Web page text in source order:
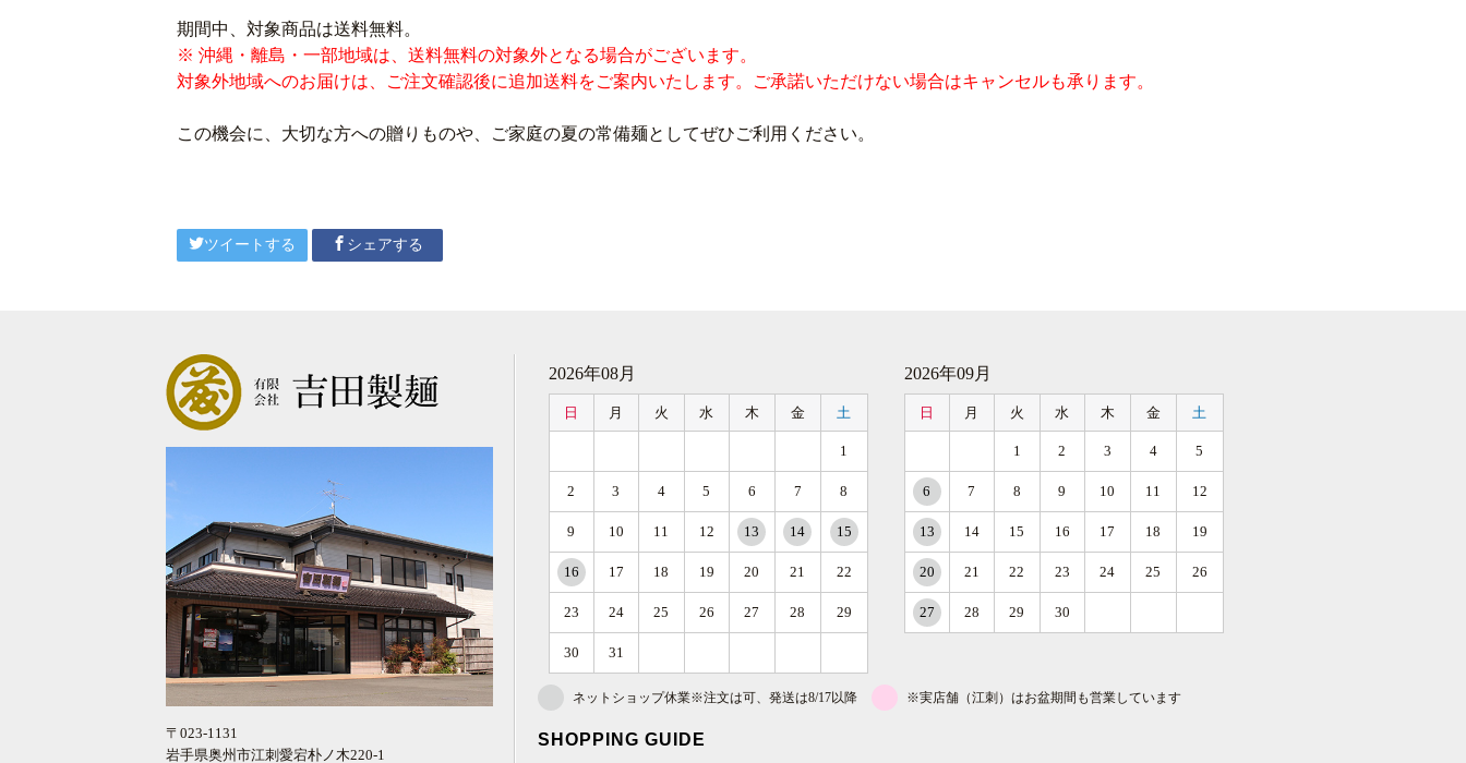
期間中、対象商品は送料無料。
※ 沖縄・離島・一部地域は、送料無料の対象外となる場合がございます。
対象外地域へのお届けは、ご注文確認後に追加送料をご案内いたします。ご承諾いただけない場合はキャンセルも承ります。
この機会に、大切な方への贈りものや、ご家庭の夏の常備麺としてぜひご利用ください。
ツイートする シェアする
〒023-1131
岩手県奥州市江刺愛宕朴ノ木220-1
2026年08月
日 月 火 水 木 金 土
1
2 3 4 5 6 7 8
9 10 11 12 13 14 15
16 17 18 19 20 21 22
23 24 25 26 27 28 29
30 31
2026年09月
日 月 火 水 木 金 土
1 2 3 4 5
6 7 8 9 10 11 12
13 14 15 16 17 18 19
20 21 22 23 24 25 26
27 28 29 30
ネットショップ休業※注文は可、発送は8/17以降 ※実店舗（江刺）はお盆期間も営業しています
SHOPPING GUIDE